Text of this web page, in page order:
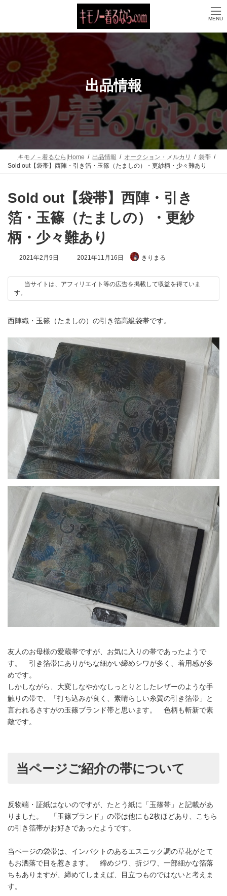
ン
ツ
プ
ー
シ
動
出品情報
キモノ－着るなら|Home 出品情報 オークション・メルカリ
袋帯
Sold out【袋帯】西陣・引き箔・玉篠（たましの）・更紗柄・少々難あり
Sold out【袋帯】西陣・引き
箔・玉篠（たましの）・更紗
柄・少々難あり
2021年2月9日
最
新
日
2021年11月16日 きりまる
当サイトは、アフィリエイト等の広告を掲載して収益を得ていま
す。
西陣織・玉篠（たましの）の引き箔高級袋帯です。
友人のお母様の愛蔵帯ですが、お気に入りの帯であったようで
す。 引き箔帯にありがちな細かい締めシワが多く、着用感が多
めです。
しかしながら、大変しなやかなしっとりとしたレザーのような手
触りの帯で、「打ち込みが良く、素晴らしい糸質の引き箔帯」と
言われるさすがの玉篠ブランド帯と思います。 色柄も斬新で素
敵です。
当ページご紹介の帯について
反物端・証紙はないのですが、たとう紙に「玉篠帯」と記載があ
りました。 「玉篠ブランド」の帯は他にも2枚ほどあり、こちら
の引き箔帯がお好きであったようです。
当ページの袋帯は、インパクトのあるエスニック調の草花がとて
もお洒落で目を惹きます。 締めジワ、折ジワ、一部細かな箔落
ちもありますが、締めてしまえば、目立つものではないと考えま
す。
MENU